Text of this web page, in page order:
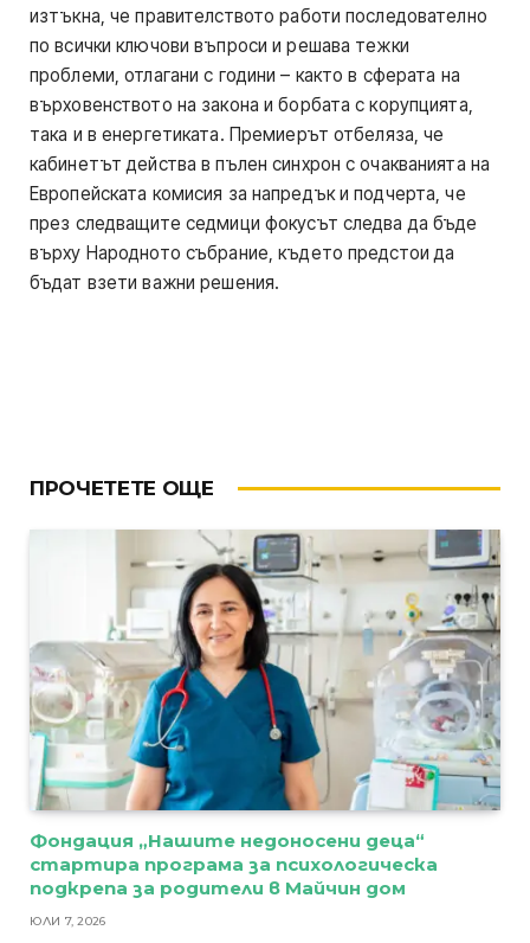
изтъкна, че правителството работи последователно
по всички ключови въпроси и решава тежки
проблеми, отлагани с години – както в сферата на
върховенството на закона и борбата с корупцията,
така и в енергетиката. Премиерът отбеляза, че
кабинетът действа в пълен синхрон с очакванията на
Европейската комисия за напредък и подчерта, че
през следващите седмици фокусът следва да бъде
върху Народното събрание, където предстои да
бъдат взети важни решения.
ПРОЧЕТЕТЕ ОЩЕ
Фондация „Нашите недоносени деца“
стартира програма за психологическа
подкрепа за родители в Майчин дом
ЮЛИ 7, 2026